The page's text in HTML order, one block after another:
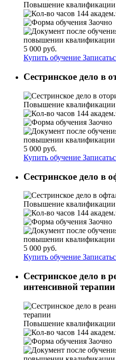
Повышение квалификации
144
Заочно
повышении квалификации
5 000 руб.
Купить обучение
Сестринское дело в
Повышение квалификации
144
Заочно
повышении квалификации
5 000 руб.
Купить обучение
Сестринское дело в
Повышение квалификации
144
Заочно
повышении квалификации
5 000 руб.
Купить обучение
Сестринское дело в
интенсивной терапии
Повышение квалификации
144
Заочно